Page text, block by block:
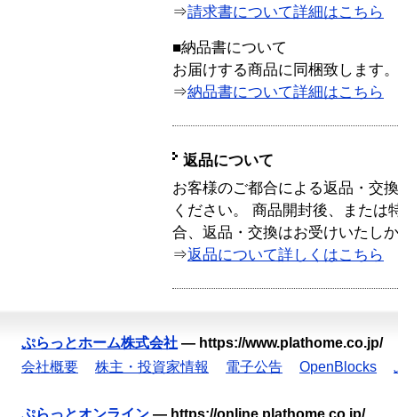
⇒請求書について詳細はこちら
■納品書について
お届けする商品に同梱致します。
⇒納品書について詳細はこちら
返品について
お客様のご都合による返品・交
ください。 商品開封後、または
合、返品・交換はお受けいたし
⇒返品について詳しくはこちら
ぷらっとホーム株式会社 — https://www.plathome.co.jp/
会社概要
株主・投資家情報 電子公告 OpenBlocks
ぷらっとオンライン — https://online.plathome.co.jp/